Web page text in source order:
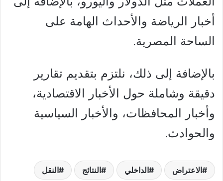
أخبار الرياضة والأحداث الهامة على
الساحة المصرية.
بالإضافة إلى ذلك، نلتزم بتقديم تقارير
دقيقة وشاملة حول الأخبار الاقتصادية،
وأخبار المحافظات، والأخبار السياسية
والحوادث.
الاعتراض الداخلي النتائج النقل